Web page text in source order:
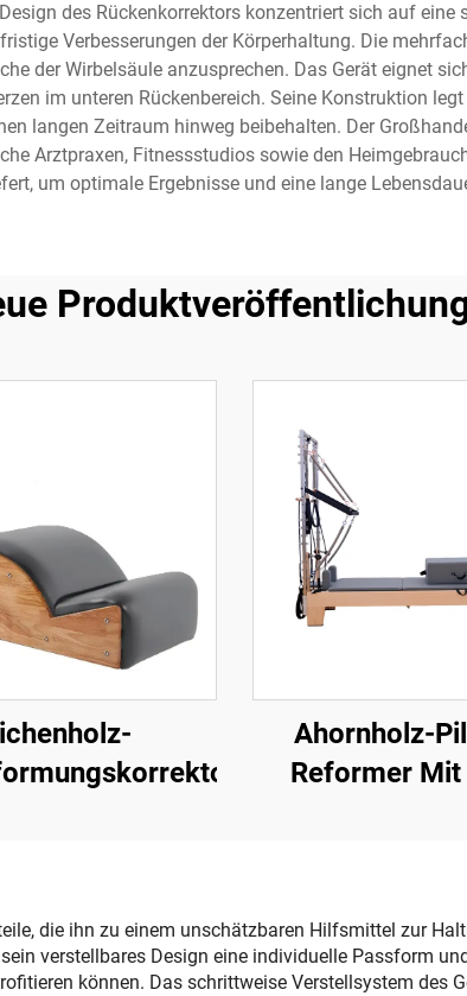
des Rückenkorrektors konzentriert sich auf
Verbesserungen der Körperhaltung. Die
der Wirbelsäule anzusprechen. Das Gerät eignet
im unteren Rückenbereich. Seine Konstruktion
langen Zeitraum hinweg beibehalten. Der
Arztpraxen, Fitnessstudios sowie den
um optimale Ergebnisse und eine lange
Ahornholz-
Reformer Mit
die ihn zu einem unschätzbaren Hilfsmittel zur
verstellbares Design eine individuelle Passform
können. Das schrittweise Verstellsystem des